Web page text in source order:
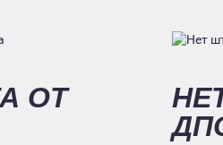
ОТ